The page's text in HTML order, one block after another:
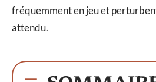
fréquemment en jeu et
attendu.